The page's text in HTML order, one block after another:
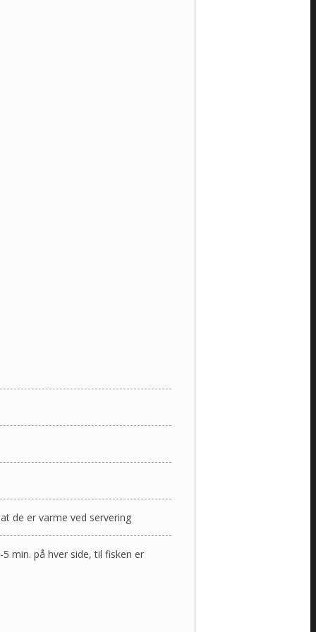
de er varme ved servering
min. på hver side, til fisken er